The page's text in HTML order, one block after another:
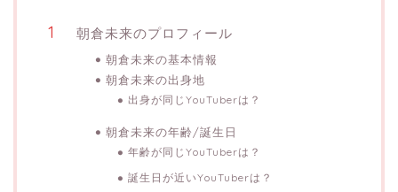
朝倉未来のプロフィール
朝倉未来の基本情報
朝倉未来の出身地
出身が同じYouTuberは？
朝倉未来の年齢/誕生日
年齢が同じYouTuberは？
誕生日が近いYouTuberは？